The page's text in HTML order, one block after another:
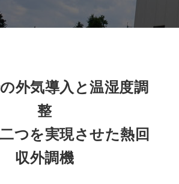
外気導入と温湿度調
整
つを実現させた熱回
収外調機